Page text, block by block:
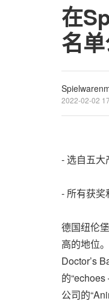
在
名
2022-02-02
- 选自五大
- 所有获奖
德国纽伦
高的地位
Doctor’s
的
公司的